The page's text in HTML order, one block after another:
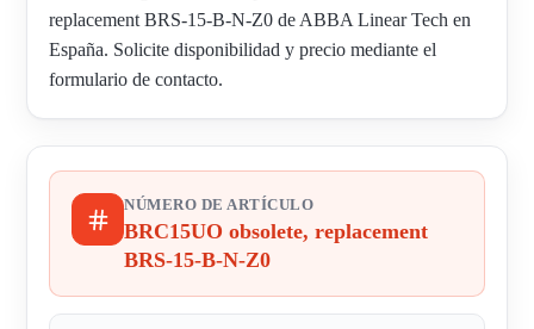
replacement BRS-15-B-N-Z0 de ABBA Linear Tech en
España. Solicite disponibilidad y precio mediante el
formulario de contacto.
NÚMERO DE ARTÍCULO
BRC15UO obsolete, replacement
BRS-15-B-N-Z0